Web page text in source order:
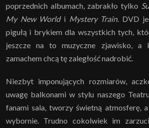
poprzednich albumach, zabrakło tylko
My New Worldi Mystery Train. DVD
pigułą i brykiem dla wszystkich tych,
jeszcze na to muzyczne zjawisko, a
zamachem chcą tę zaległość nadrobić.
Niezbyt imponujących rozmiarów,
uwagę balkonami w stylu naszego
fanami sala, tworzy świetną atmosferę,
wybornie. Trudno cokolwiek im